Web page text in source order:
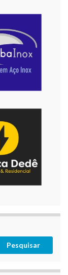
Pesquisar